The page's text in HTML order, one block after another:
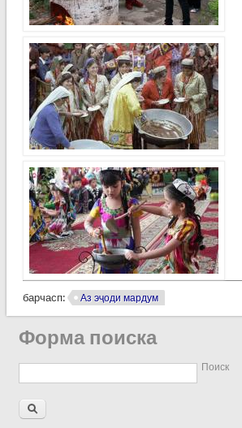
барчасп: Аз эҷоди мардум
Форма поиска
Поиск